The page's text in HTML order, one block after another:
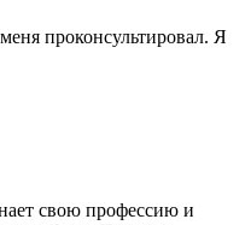
проконсультировал. Я
свою профессию и